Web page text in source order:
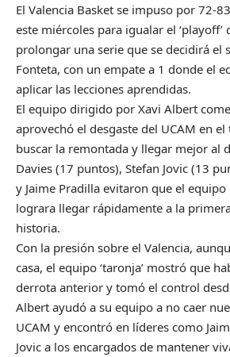
El Valencia Basket se impuso por 72-
este miércoles para igualar el
prolongar una serie que se decidirá el
Fonteta, con un empate a 1 donde el
aplicar las lecciones aprendidas.
El equipo dirigido por Xavi Albert
aprovechó el desgaste del UCAM en
buscar la remontada y llegar mejor al
Davies (17 puntos), Stefan Jovic (13
y Jaime Pradilla evitaron que el
lograra llegar rápidamente a la
historia.
Con la presión sobre el Valencia,
casa, el equipo ‘taronja’ mostró que
derrota anterior y tomó el control
Albert ayudó a su equipo a no caer
UCAM y encontró en líderes como
Jovic a los encargados de mantener